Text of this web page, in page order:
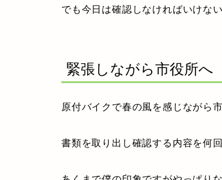
でも今日は確認しなければいけな
緊張しながら市役所へ
原付バイクで春の風を感じながら
書類を取り出し確認する内容を何